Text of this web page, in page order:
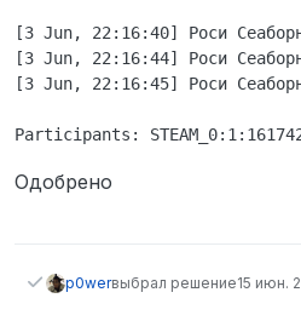
[3 Jun, 22:16:40] Роси
[3 Jun, 22:16:44] Роси
[3 Jun, 22:16:45] Роси
Одобрено
p0werвыбрал решение15 июн.